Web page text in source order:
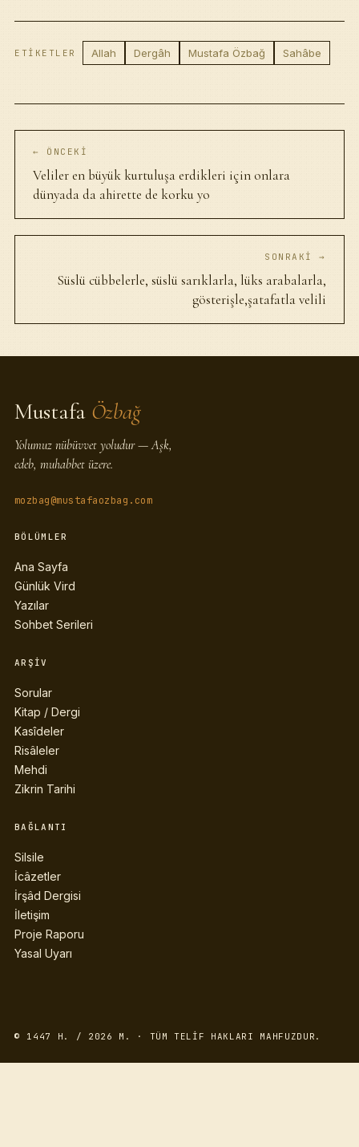
ETIKETLER Allah Dergâh Mustafa Özbağ Sahâbe
← ÖNCEKI
Veliler en büyük kurtuluşa erdikleri için onlara
dünyada da ahirette de korku yo
SONRAKI →
Süslü cübbelerle, süslü sarıklarla, lüks arabalarla,
gösterişle,şatafatla velili
Mustafa Özbağ
Yolumuz nübüvvet yoludur — Aşk,
edeb, muhabbet üzere.
mozbag@mustafaozbag.com
BÖLÜMLER
Ana Sayfa
Günlük Vird
Yazılar
Sohbet Serileri
ARŞIV
Sorular
Kitap / Dergi
Kasîdeler
Risâleler
Mehdi
Zikrin Tarihi
BAĞLANTI
Silsile
İcâzetler
İrşâd Dergisi
İletişim
Proje Raporu
Yasal Uyarı
© 1447 H. / 2026 M. · TÜM TELIF HAKLARI MAHFUZDUR.